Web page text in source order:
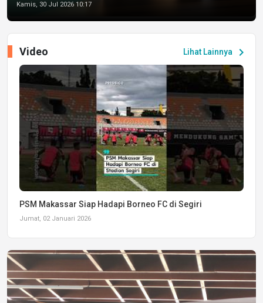
Kamis, 30 Jul 2026 10:17
Lihat Lainnya chevron_right
Video
PSM Makassar Siap Hadapi Borneo FC di Segiri
Jumat, 02 Januari 2026